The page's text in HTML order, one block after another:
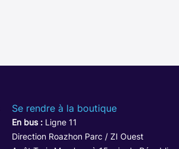
Se rendre à la boutique
En bus :Ligne 11
Direction Roazhon Parc / ZI Ouest